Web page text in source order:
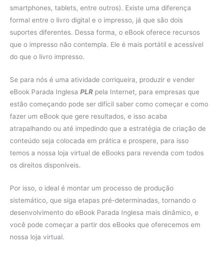
smartphones, tablets, entre outros). Existe uma diferença
formal entre o livro digital e o impresso, já que são dois
suportes diferentes. Dessa forma, o eBook oferece recursos
que o impresso não contempla. Ele é mais portátil e acessível
do que o livro impresso.
Se para nós é uma atividade corriqueira, produzir e vender
eBook Parada Inglesa PLR pela Internet, para empresas que
estão começando pode ser difícil saber como começar e como
fazer um eBook que gere resultados, e isso acaba
atrapalhando ou até impedindo que a estratégia de criação de
conteúdo seja colocada em prática e prospere, para isso
temos a nossa loja virtual de eBooks para revenda com todos
os direitos disponíveis.
Por isso, o ideal é montar um processo de produção
sistemático, que siga etapas pré-determinadas, tornando o
desenvolvimento do eBook Parada Inglesa mais dinâmico, e
você pode começar a partir dos eBooks que oferecemos em
nossa loja virtual.